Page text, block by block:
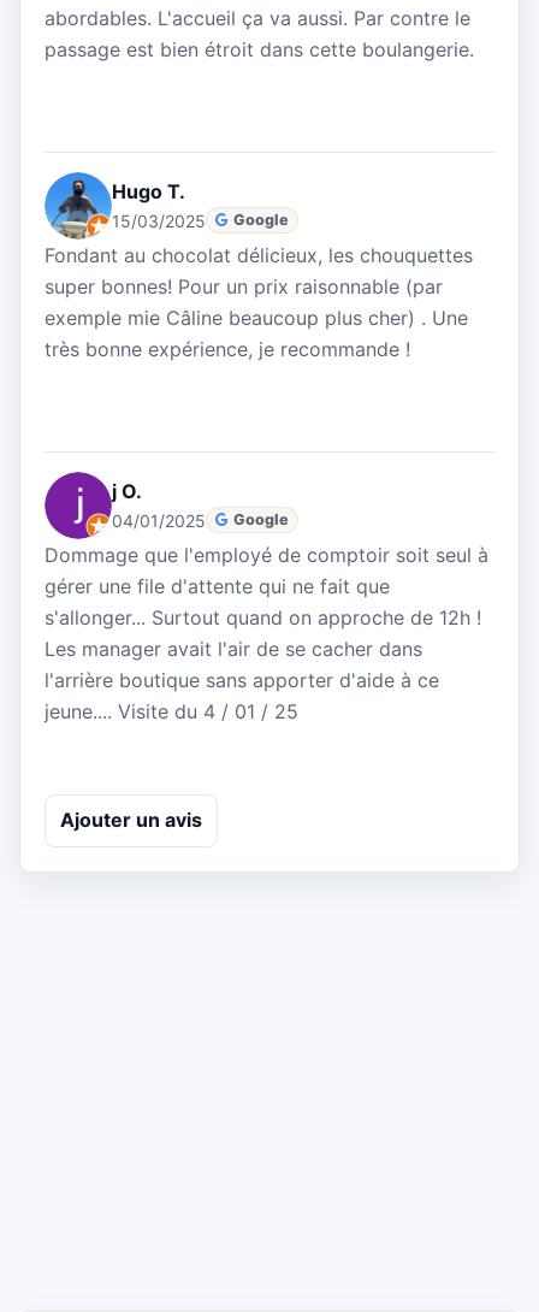
abordables. L'accueil ça va aussi. Par contre le
passage est bien étroit dans cette boulangerie.
Hugo T.
15/03/2025 Google
Fondant au chocolat délicieux, les chouquettes
super bonnes! Pour un prix raisonnable (par
exemple mie Câline beaucoup plus cher) . Une
très bonne expérience, je recommande !
j O.
04/01/2025 Google
Dommage que l'employé de comptoir soit seul à
gérer une file d'attente qui ne fait que
s'allonger... Surtout quand on approche de 12h !
Les manager avait l'air de se cacher dans
l'arrière boutique sans apporter d'aide à ce
jeune.... Visite du 4 / 01 / 25
Ajouter un avis